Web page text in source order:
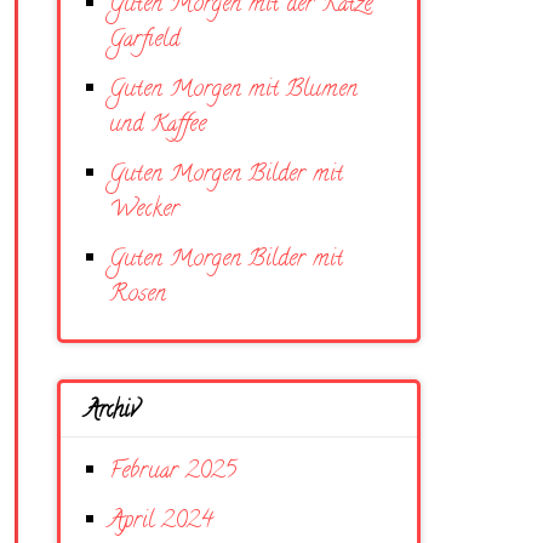
Garfield
Guten Morgen mit Blumen
und Kaffee
Guten Morgen Bilder mit
Wecker
Guten Morgen Bilder mit
Rosen
Archiv
Februar 2025
April 2024